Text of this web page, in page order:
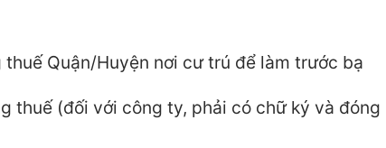
Quận/Huyện nơi cư trú để làm trước bạ
thuế (đối với công ty, phải có chữ ký và đóng